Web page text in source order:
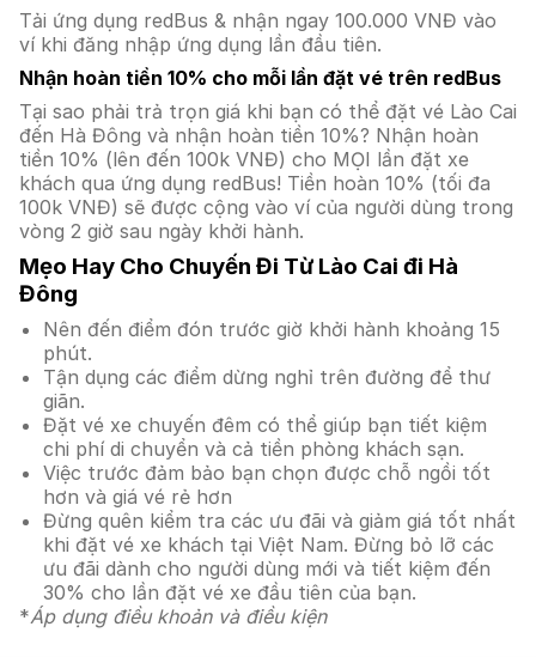
Tải ứng dụng redBus & nhận ngay 100.000 VNĐ vào
ví khi đăng nhập ứng dụng lần đầu tiên.
Nhận hoàn tiền 10% cho mỗi lần đặt vé trên redBus
Tại sao phải trả trọn giá khi bạn có thể đặt vé Lào Cai
đến Hà Đông và nhận hoàn tiền 10%? Nhận hoàn
tiền 10% (lên đến 100k VNĐ) cho MỌI lần đặt xe
khách qua ứng dụng redBus! Tiền hoàn 10% (tối đa
100k VNĐ) sẽ được cộng vào ví của người dùng trong
vòng 2 giờ sau ngày khởi hành.
Mẹo Hay Cho Chuyến Đi Từ Lào Cai đi Hà
Đông
Nên đến điểm đón trước giờ khởi hành khoảng 15
phút.
Tận dụng các điểm dừng nghỉ trên đường để thư
giãn.
Đặt vé xe chuyến đêm có thể giúp bạn tiết kiệm
chi phí di chuyển và cả tiền phòng khách sạn.
Việc trước đảm bảo bạn chọn được chỗ ngồi tốt
hơn và giá vé rẻ hơn
Đừng quên kiểm tra các ưu đãi và giảm giá tốt nhất
khi đặt vé xe khách tại Việt Nam. Đừng bỏ lỡ các
ưu đãi dành cho người dùng mới và tiết kiệm đến
30% cho lần đặt vé xe đầu tiên của bạn.
*Áp dụng điều khoản và điều kiện